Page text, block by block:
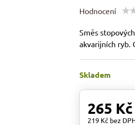
Hodnocení
Směs
akvarijních ryb.
Skladem
265 Kč
219 Kč bez